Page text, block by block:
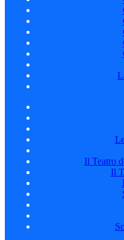
Il Teatro
Il